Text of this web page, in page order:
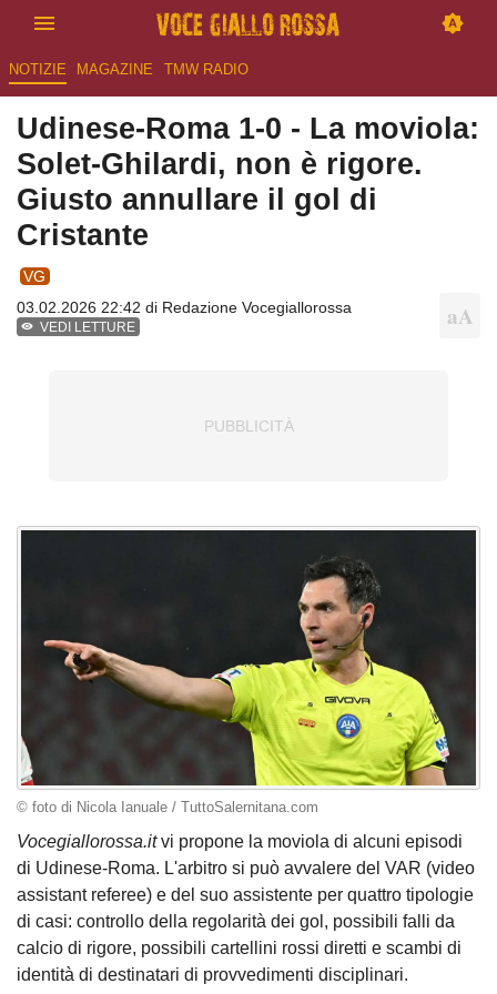
NOTIZIE MAGAZINE TMW RADIO
Udinese-Roma 1-0 - La moviola:
Solet-Ghilardi, non è rigore.
Giusto annullare il gol di
Cristante
VG
03.02.2026 22:42 di Redazione Vocegiallorossa
VEDI LETTURE
© foto di Nicola Ianuale / TuttoSalernitana.com
Vocegiallorossa.itvi propone la moviola di alcuni episodi
di Udinese-Roma. L'arbitro si può avvalere del VAR (video
assistant referee) e del suo assistente per quattro tipologie
di casi: controllo della regolarità dei gol, possibili falli da
calcio di rigore, possibili cartellini rossi diretti e scambi di
identità di destinatari di provvedimenti disciplinari.